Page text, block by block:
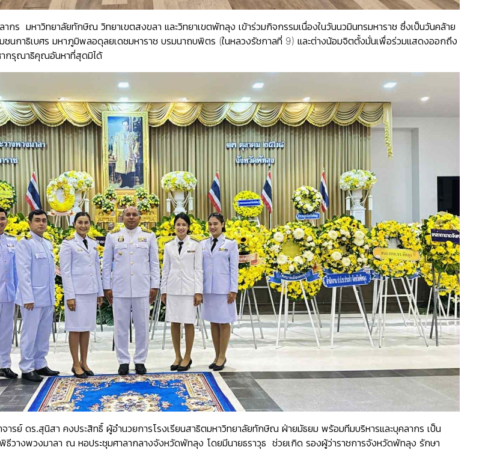
กร มหาวิทยาลัยทักษิณ วิทยาเขตสงขลา และวิทยาเขตพัทลุง เข้าร่วมกิจกรรมเนื่องในวันนวมินทรมหาราช ซึ่งเป็นวันคล้าย
ชนกาธิเบศร มหาภูมิพลอดุลยเดชมหาราช บรมนาถบพิตร (ในหลวงรัชกาลที่ 9) และต่างน้อมจิตตั้งมั่นเพื่อร่วมแสดงออกถึง
ากรุณาธิคุณอันหาที่สุดมิได้
จารย์ ดร.สุนิสา คงประสิทธิ์ ผู้อำนวยการโรงเรียนสาธิตมหาวิทยาลัยทักษิณ ฝ่ายมัธยม พร้อมทีมบริหารและบุคลากร เป็น
ธีวางพวงมาลา ณ หอประชุมศาลากลางจังหวัดพัทลุง โดยมีนายธราวุธ ช่วยเกิด รองผู้ว่าราชการจังหวัดพัทลุง รักษา